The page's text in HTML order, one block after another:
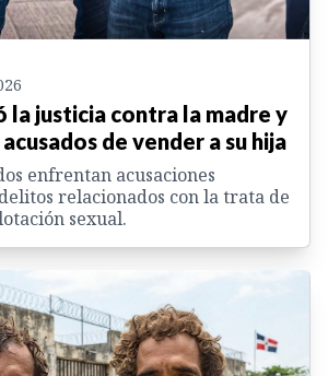
la justicia contra la madre y
de vender a su hija
enfrentan acusaciones
relacionados con la trata de
sexual.